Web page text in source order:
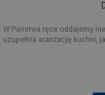
W Państwa ręce oddajemy
uzupełnia aranżację kuchni,